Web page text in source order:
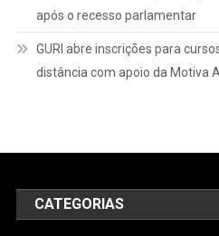
após o recesso parlamentar
GURI abre inscrições para
distância com apoio da Motiva
CATEGORIAS